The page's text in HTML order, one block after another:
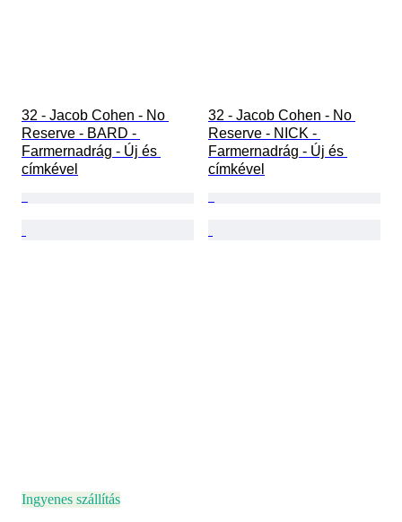
32 - Jacob Cohen - No
Reserve - BARD -
Farmernadrág - Új és
címkével
32 - Jacob Cohen - No
Reserve - NICK -
Farmernadrág - Új és
címkével
Ingyenes szállítás